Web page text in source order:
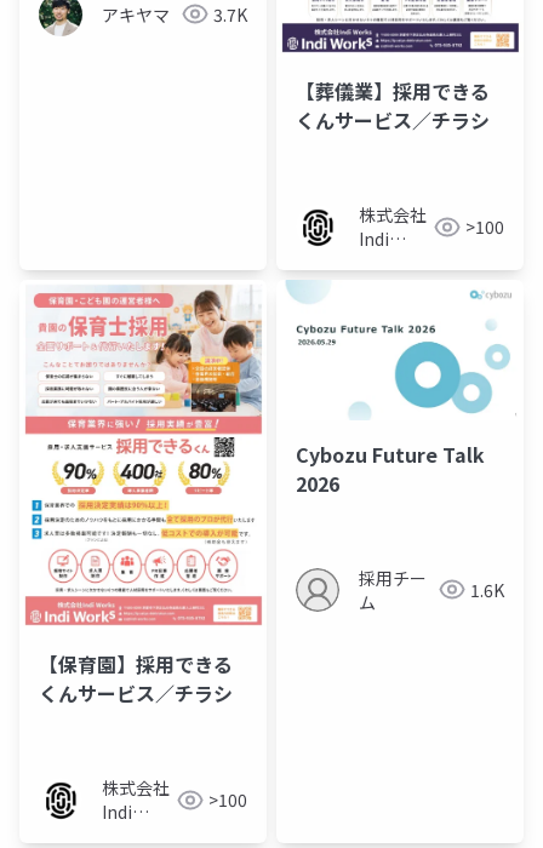
アキヤマ 3.7K
【葬儀業】採用できる
くんサービス／チラシ
株式会社
Indi
>100
【保育園】採用できる
くんサービス／チラシ
株式会社
Indi
>100
Cybozu Future Talk
2026
採用チー
ム
1.6K